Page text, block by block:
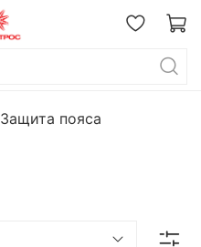
Защита пояса